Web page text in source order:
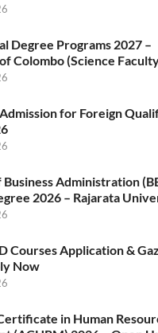
Degree Programs 2027 –
Colombo (Science
for Foreign
Business Administration
2026 – Rajarata
Courses Application &
Now
in Human